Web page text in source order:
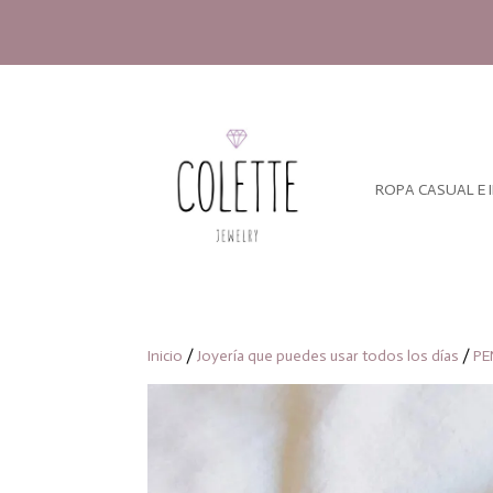
ROPA CASUAL E
Inicio /Joyería que puedes usar todos los días /